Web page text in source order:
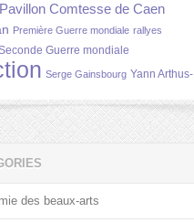
Pavillon Comtesse de Caen
Première Guerre mondiale rallyes
Guerre mondiale
Serge Gainsbourg Yann Arthus-
des beaux-arts